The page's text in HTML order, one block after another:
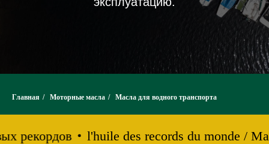
Главная / Моторные масла / Масла для водного транспорта
рекордов l'huile des records du monde /